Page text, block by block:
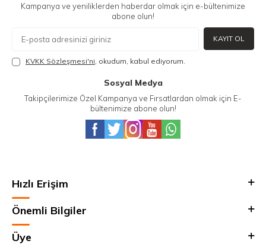
Kampanya ve yeniliklerden haberdar olmak için e-bültenimize
abone olun!
KAYIT OL
KVKK Sözleşmesi'ni , okudum, kabul ediyorum.
Sosyal Medya
Takipçilerimize Özel Kampanya ve Fırsatlardan olmak için E-
bültenimize abone olun!
Hızlı Erişim
Önemli Bilgiler
Üye